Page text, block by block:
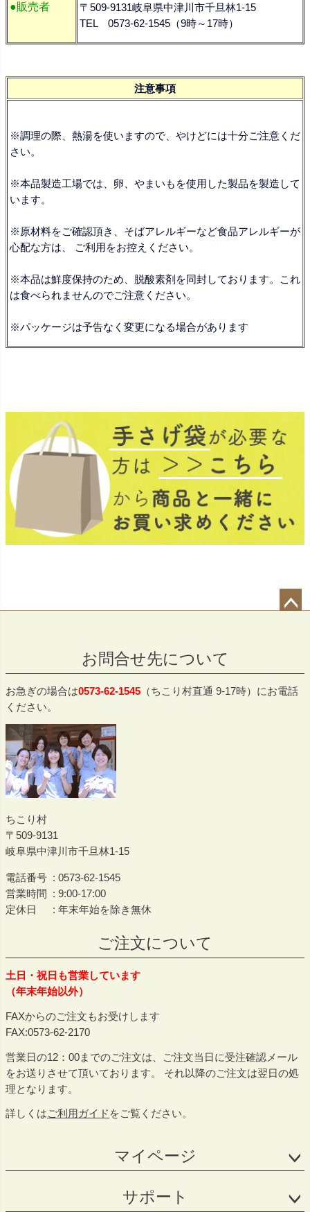
●販売者
〒509-9131岐阜県中津川市千旦林1-15
TEL 0573-62-1545（9時～17時）
注意事項
※調理の際、熱湯を使いますので、やけどには十分ご注意くだ
さい。
※本品製造工場では、卵、やまいもを使用した製品を製造して
います。
※原材料をご確認頂き、そばアレルギーなど食品アレルギーが
心配な方は、 ご利用をお控えください。
※本品は鮮度保持のため、脱酸素剤を同封しております。これ
は食べられませんのでご注意ください。
※パッケージは予告なく変更になる場合があります
へ
お問合せ先について
お急ぎの場合は0573-62-1545 （ちこり村直通 9-17時）にお電話
ください。
ちこり村
509-9131
岐阜県中津川市千旦林1-15
電話番号
0573-62-1545
営業時間
9:00-17:00
定休日
年末年始を除き無休
ご注文について
土日・祝日も営業しています
（年末年始以外）
FAXからのご注文もお受けします
FAX:0573-62-2170
営業日の12：00までのご注文は、ご注文当日に受注確認メール
をお送りさせて頂いております。 それ以降のご注文は翌日の処
理となります。
詳しくはご利用ガイド をご覧ください。
マイページ
サポート